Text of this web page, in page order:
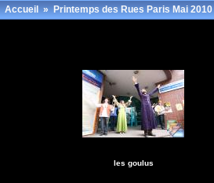
Accueil»Printemps des Rues Paris Mai 2010
les goulus